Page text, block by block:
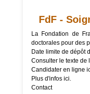
FdF -
La Fondation de
doctorales pour des
Date limite de dépôt
Consulter le texte de
Candidater en ligne
Plus d'infos ici.
Contact